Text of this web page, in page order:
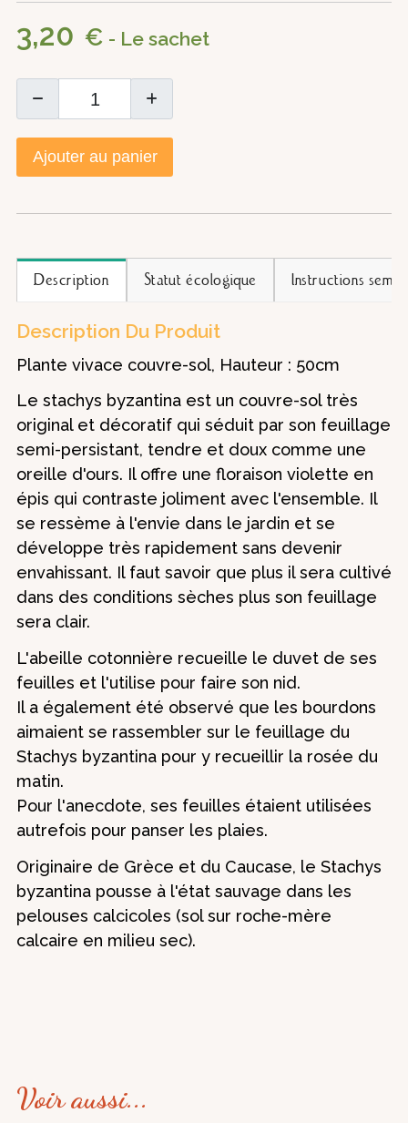
3,20 € - Le sachet
Ajouter au panier
Description Statut écologique Instructions semis
Description Du Produit
Plante vivace couvre-sol, Hauteur : 50cm
Le stachys byzantina est un couvre-sol très
original et décoratif qui séduit par son feuillage
semi-persistant, tendre et doux comme une
oreille d'ours. Il offre une floraison violette en
épis qui contraste joliment avec l'ensemble. Il
se ressème à l'envie dans le jardin et se
développe très rapidement sans devenir
envahissant. Il faut savoir que plus il sera cultivé
dans des conditions sèches plus son feuillage
sera clair.
L'abeille cotonnière recueille le duvet de ses
feuilles et l'utilise pour faire son nid.
Il a également été observé que les bourdons
aimaient se rassembler sur le feuillage du
Stachys byzantina pour y recueillir la rosée du
matin.
Pour l'anecdote, ses feuilles étaient utilisées
autrefois pour panser les plaies.
Originaire de Grèce et du Caucase, le Stachys
byzantina pousse à l'état sauvage dans les
pelouses calcicoles (sol sur roche-mère
calcaire en milieu sec).
Voir aussi...